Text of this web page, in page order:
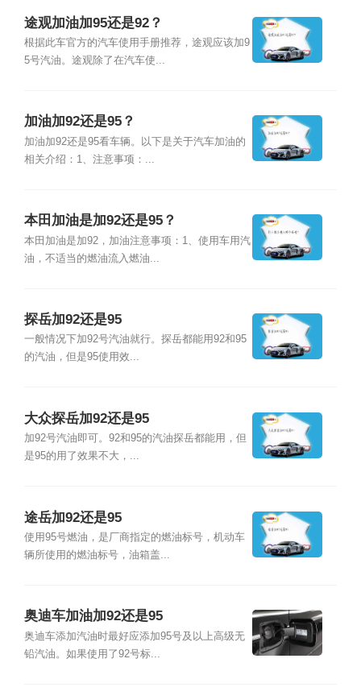
途观加油加95还是92？
根据此车官方的汽车使用手册推荐，途观应该加9
5号汽油。途观除了在汽车使...
加油加92还是95？
加油加92还是95看车辆。以下是关于汽车加油的
相关介绍：1、注意事项：...
本田加油是加92还是95？
本田加油是加92，加油注意事项：1、使用车用汽
油，不适当的燃油流入燃油...
探岳加92还是95
一般情况下加92号汽油就行。探岳都能用92和95
的汽油，但是95使用效...
大众探岳加92还是95
加92号汽油即可。92和95的汽油探岳都能用，但
是95的用了效果不大，...
途岳加92还是95
使用95号燃油，是厂商指定的燃油标号，机动车
辆所使用的燃油标号，油箱盖...
奥迪车加油加92还是95
奥迪车添加汽油时最好应添加95号及以上高级无
铅汽油。如果使用了92号标...